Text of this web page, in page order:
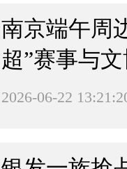
南京端午周
超”赛事与
2026-06-22